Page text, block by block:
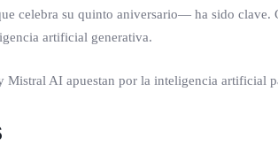
celebra su quinto aniversario— ha sido clave.
artificial generativa.